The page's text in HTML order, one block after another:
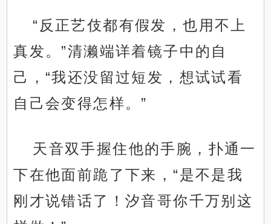
“反正艺伎都有假发，也用不上
真发。”清濑端详着镜子中的自
己，“我还没留过短发，想试试看
自己会变得怎样。”
天音双手握住他的手腕，扑通一
下在他面前跪了下来，“是不是我
刚才说错话了！汐音哥你千万别这